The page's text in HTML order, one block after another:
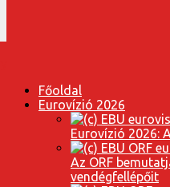
Főoldal
Eurovízió 2026
Eurovízió 2026:
Az ORF
vendégfellépőit